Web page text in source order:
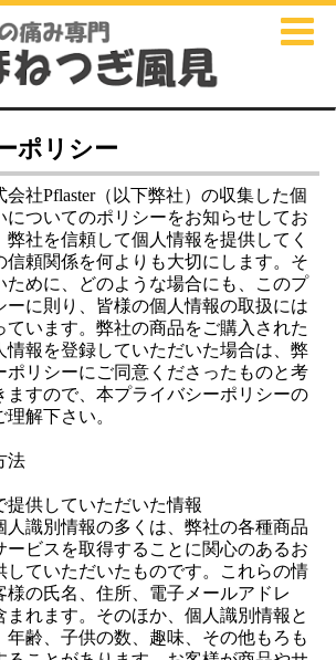
ポリシー
社Pflaster（以下弊社）の収集した個
についてのポリシーをお知らせしてお
弊社を信頼して個人情報を提供してく
信頼関係を何よりも大切にします。そ
ために、どのような場合にも、このプ
ーに則り、皆様の個人情報の取扱には
ています。弊社の商品をご購入された
情報を登録していただいた場合は、弊
ポリシーにご同意くださったものと考
ますので、本プライバシーポリシーの
解下さい。
法
提供していただいた情報
人識別情報の多くは、弊社の各種商品
ービスを取得することに関心のあるお
していただいたものです。これらの情
様の氏名、住所、電子メールアドレ
まれます。そのほか、個人識別情報と
年齢、子供の数、趣味、その他もろも